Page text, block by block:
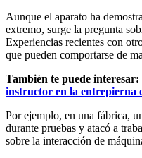
Aunque el aparato ha
extremo, surge la pregunta
Experiencias recientes con
que pueden comportarse de
También te puede interesar:
instructor en la entrepierna
Por ejemplo, en una fábrica,
durante pruebas y atacó a
sobre la interacción de